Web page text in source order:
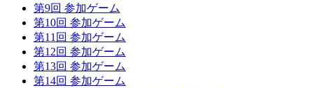
第9回 参加ゲーム
第10回 参加ゲーム
第11回 参加ゲーム
第12回 参加ゲーム
第13回 参加ゲーム
第14回 参加ゲーム